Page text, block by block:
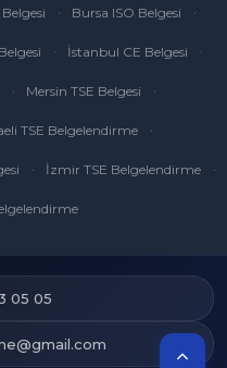
Bursa ISO Belgesi
İstanbul CE Belgesi
Mersin TSE Belgesi
TSE Belgelendirme
İzmir TSE Belgelendirme
05 05